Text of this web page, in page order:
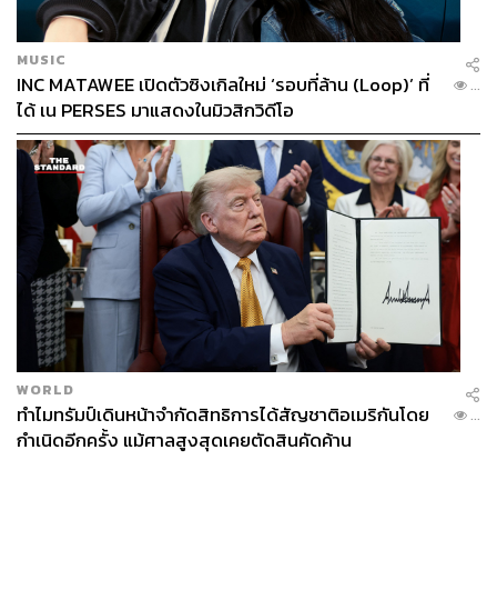
MUSIC
INC MATAWEE เปิดตัวซิงเกิลใหม่ ‘รอบที่ล้าน (Loop)’ ที่
ได้ เน PERSES มาแสดงในมิวสิกวิดีโอ
...
WORLD
ทำไมทรัมป์เดินหน้าจำกัดสิทธิการได้สัญชาติอเมริกันโดย
กำเนิดอีกครั้ง แม้ศาลสูงสุดเคยตัดสินคัดค้าน
...